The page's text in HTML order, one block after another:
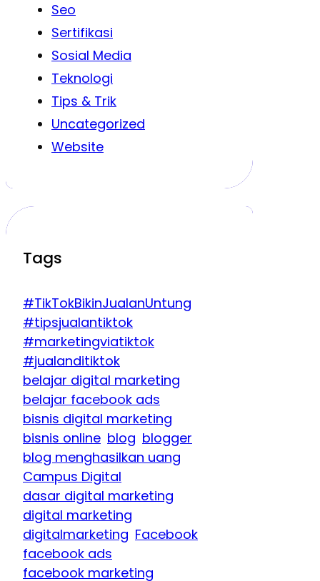
Seo
Sertifikasi
Sosial Media
Teknologi
Tips & Trik
Uncategorized
Website
Tags
#TikTokBikinJualanUntung
#tipsjualantiktok
#marketingviatiktok
#jualanditiktok
belajar digital marketing
belajar facebook ads
bisnis digital marketing
bisnis online blog blogger
blog menghasilkan uang
Campus Digital
dasar digital marketing
digital marketing
digitalmarketing Facebook
facebook ads
facebook marketing